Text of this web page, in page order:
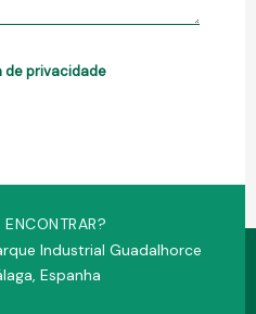
de privacidade
Industrial Guadalhorce
Espanha